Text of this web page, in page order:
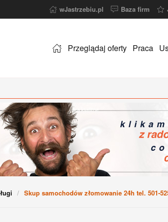
wJastrzebiu.pl Baza firm
Przeglądaj oferty Praca
Skup samochodów złomowanie 24h tel. 501-